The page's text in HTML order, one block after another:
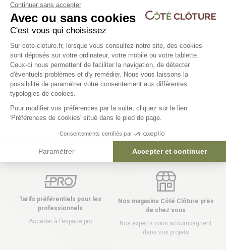
Que se passe-t-il si je suis absent lors de la livraison ?
Livraison gratuite à partir de 1500€
d’achat
Offre réservée aux particuliers
Paiements sécurisés
En 3 ou 4 fois sans frais
Tarifs préférentiels pour les
professionnels
Accéder à l’espace pro
Nos magasins Côté Clôture près
de chez vous
Nos experts vous accompagnent
dans vos projets
Continuer sans accepter
Avec ou sans cookies
C'est vous qui choisissez
Plateforme de Gestion du
Sur cote-cloture.fr, lorsque vous consultez notre site, des cookies
sont déposés sur votre ordinateur, votre mobile ou votre tablette.
Ceux-ci nous permettent de faciliter la navigation, de détecter
d'éventuels problèmes et d'y remédier. Nous vous laissons la
possibilité de paramétrer votre consentement aux différentes
typologies de cookies.
Pour modifier vos préférences par la suite, cliquez sur le lien
'Préférences de cookies' situé dans le pied de page.
Consentements certifiés par
Paramétrer Accepter et continuer
Axeptio consent